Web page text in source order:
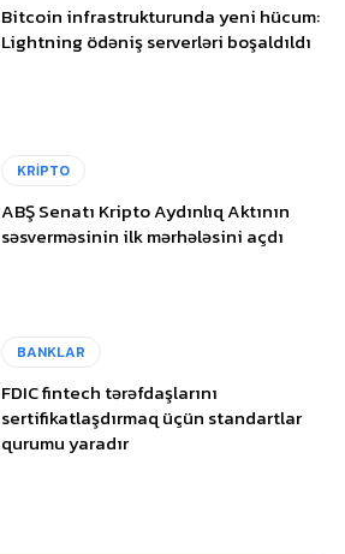
Bitcoin infrastrukturunda yeni hücum:
Lightning ödəniş serverləri boşaldıldı
KRİPTO
ABŞ Senatı Kripto Aydınlıq Aktının
səsverməsinin ilk mərhələsini açdı
BANKLAR
FDIC fintech tərəfdaşlarını
sertifikatlaşdırmaq üçün standartlar
qurumu yaradır